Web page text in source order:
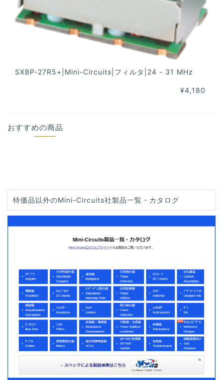
SXBP-27R5+|Mini-Circuits|フィルタ|24 - 31 MHz
¥4,180
おすすめの商品
特価品以外のMini-Circuits社製品一覧・カタログ